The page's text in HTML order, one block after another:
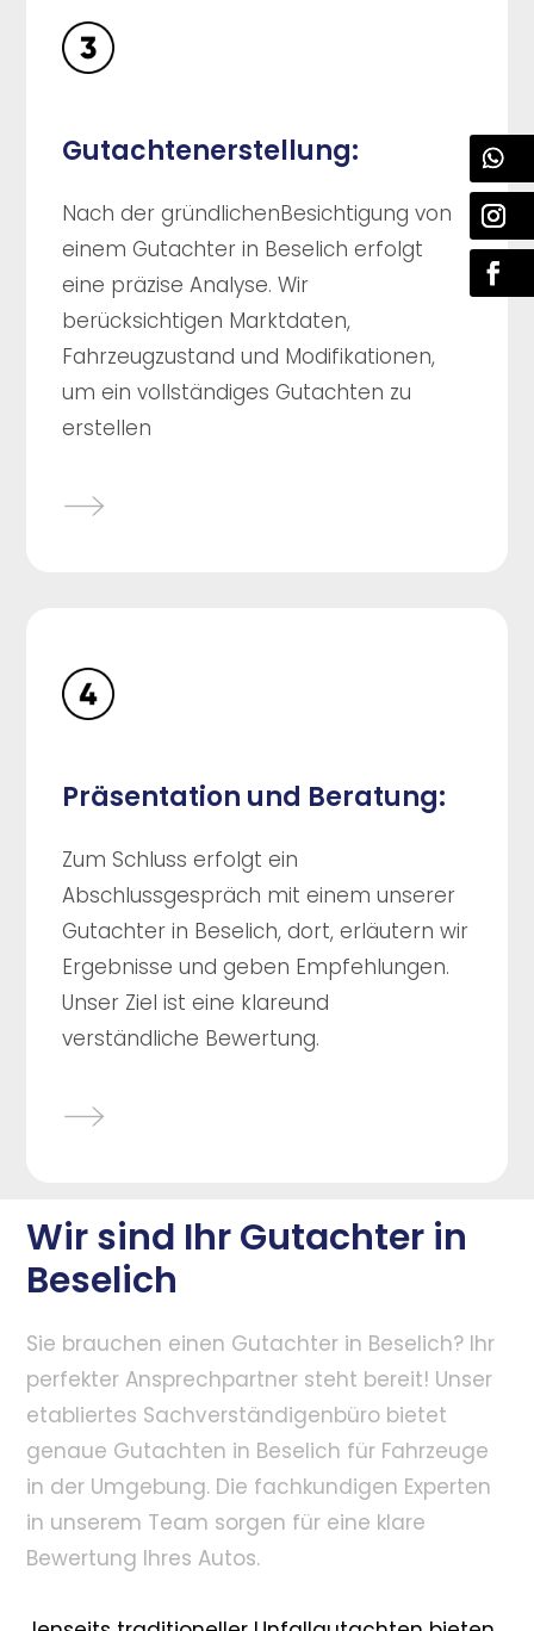
Gutachtenerstellung:
Nach der gründlichenBesichtigung von
einem Gutachter in Beselich erfolgt
eine präzise Analyse. Wir
berücksichtigen Marktdaten,
Fahrzeugzustand und Modifikationen,
um ein vollständiges Gutachten zu
erstellen
Präsentation und Beratung:
Zum Schluss erfolgt ein
Abschlussgespräch mit einem unserer
Gutachter in Beselich, dort, erläutern wir
Ergebnisse und geben Empfehlungen.
Unser Ziel ist eine klareund
verständliche Bewertung.
Wir sind Ihr Gutachter in
Beselich
Sie brauchen einen Gutachter in Beselich? Ihr
perfekter Ansprechpartner steht bereit! Unser
etabliertes Sachverständigenbüro bietet
genaue Gutachten in Beselich für Fahrzeuge
in der Umgebung. Die fachkundigen Experten
in unserem Team sorgen für eine klare
Bewertung Ihres Autos.